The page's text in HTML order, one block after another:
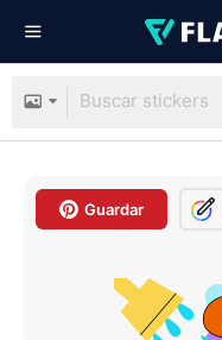
Guardar